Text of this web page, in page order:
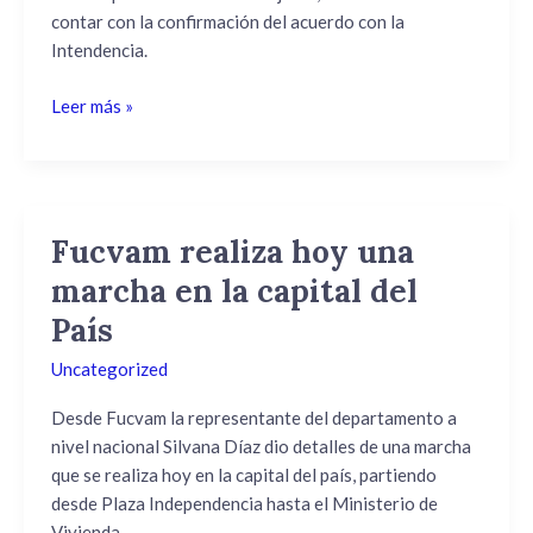
contar con la confirmación del acuerdo con la
Intendencia.
de
junio.
Leer más »
Fucvam realiza hoy una
marcha en la capital del
País
Uncategorized
Desde Fucvam la representante del departamento a
nivel nacional Silvana Díaz dio detalles de una marcha
que se realiza hoy en la capital del país, partiendo
desde Plaza Independencia hasta el Ministerio de
Fucvam
hoy
una
marcha
la
capital
del
País